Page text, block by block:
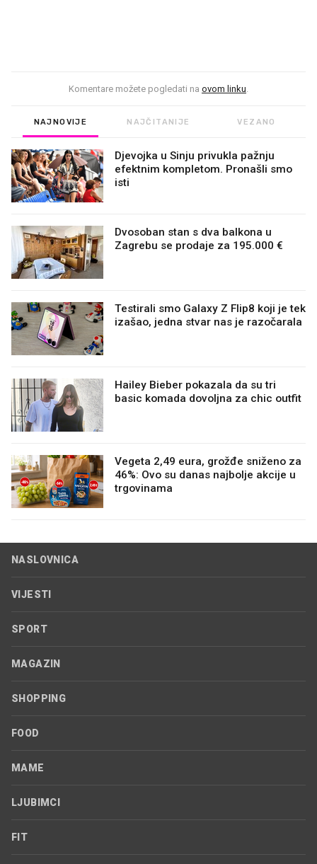
Komentare možete pogledati na ovom linku.
NAJNOVIJE NAJČITANIJE VEZANO
Djevojka u Sinju privukla pažnju
efektnim kompletom. Pronašli smo
isti
Dvosoban stan s dva balkona u
Zagrebu se prodaje za 195.000 €
Testirali smo Galaxy Z Flip8 koji je tek
izašao, jedna stvar nas je razočarala
Hailey Bieber pokazala da su tri
basic komada dovoljna za chic outfit
Vegeta 2,49 eura, grožđe sniženo za
46%: Ovo su danas najbolje akcije u
trgovinama
NASLOVNICA
VIJESTI
SPORT
MAGAZIN
SHOPPING
FOOD
MAME
LJUBIMCI
FIT